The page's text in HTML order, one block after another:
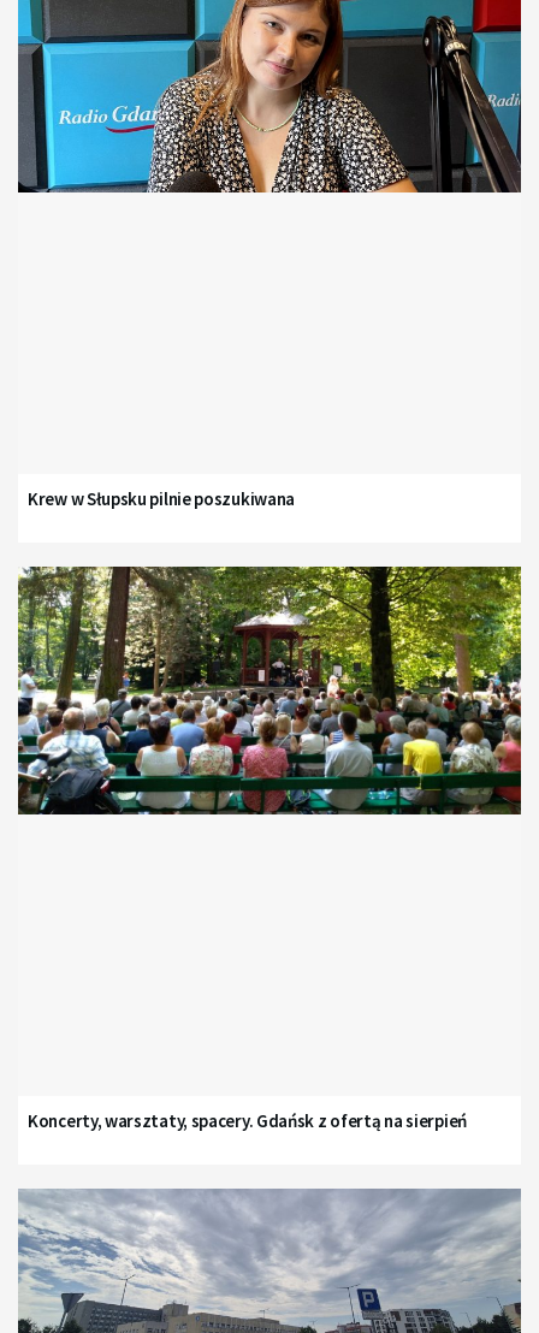
Krew w Słupsku pilnie poszukiwana
Koncerty, warsztaty, spacery. Gdańsk z ofertą na sierpień